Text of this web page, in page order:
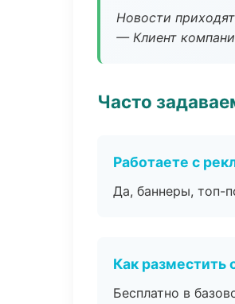
Новости
— Клиент
Часто
Работаете с
Да, баннеры, топ-
Как разместить
Бесплатно в